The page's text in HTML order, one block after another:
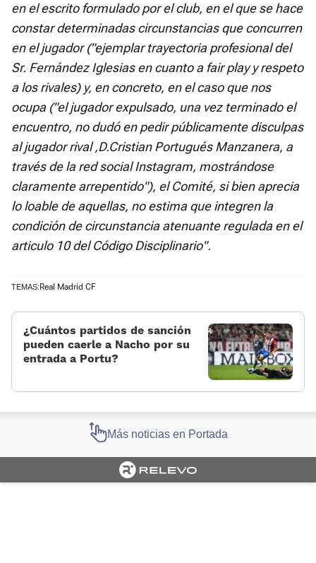
en el escrito formulado por el club, en el que se hace
constar determinadas circunstancias que concurren
en el jugador ("ejemplar trayectoria profesional del
Sr. Fernández Iglesias en cuanto a fair play y respeto
a los rivales) y, en concreto, en el caso que nos
ocupa ("el jugador expulsado, una vez terminado el
encuentro, no dudó en pedir públicamente disculpas
al jugador rival ,D.Cristian Portugués Manzanera, a
través de la red social Instagram, mostrándose
claramente arrepentido"), el Comité, si bien aprecia
lo loable de aquellas, no estima que integren la
condición de circunstancia atenuante regulada en el
articulo 10 del Código Disciplinario".
TEMAS: Real Madrid CF
¿Cuántos partidos de sanción
pueden caerle a Nacho por su
entrada a Portu?
Más noticias en Portada